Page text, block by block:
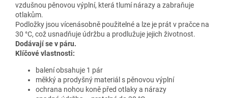
vzdušnou pěnovou výplní, která tlumí nárazy a zabraňuje
otlakům.
Podložky jsou vícenásobně použitelné a lze je prát v pračce na
30 °C, což usnadňuje údržbu a prodlužuje jejich životnost.
Dodávají se v páru.
Klíčové vlastnosti:
balení obsahuje 1 pár
měkký a prodyšný materiál s pěnovou výplní
ochrana nohou koně před otlaky a nárazy